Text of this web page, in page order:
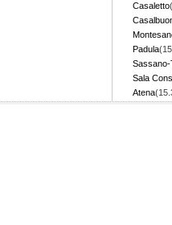
Casaletto
Padula
Sassano-
Sala
Atena